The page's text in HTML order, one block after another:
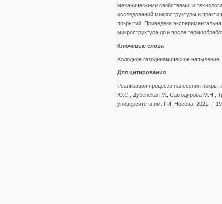
механическими свойствами, и
исследований микроструктуры и
покрытий. Приведена
микроструктура до и после
Ключевые слова
Холодное газодинамическое
Для цитирования
Реализация процесса нанесения
Ю.С., Дубенская М., Самодурова М.Н.,
университета им. Г.И. Носова. 2021.